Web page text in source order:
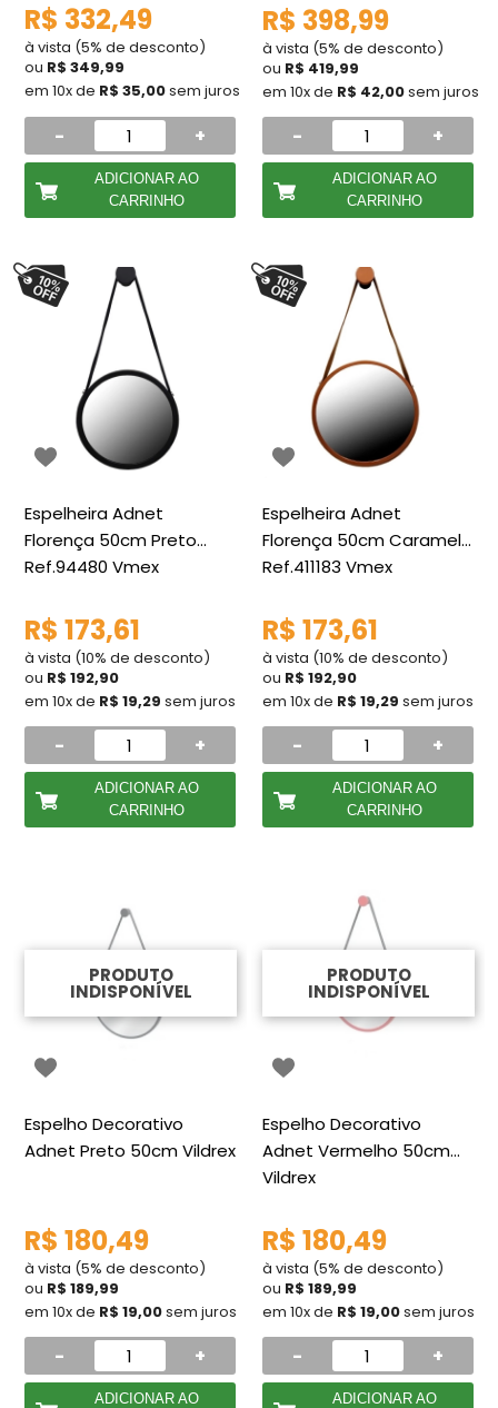
R$ 332,49
à vista (5% de desconto)
ou R$ 349,99
em 10x de R$ 35,00sem juros
- +
ADICIONAR AO
CARRINHO
R$ 398,99
à vista (5% de desconto)
ou R$ 419,99
em 10x de R$ 42,00sem juros
- +
ADICIONAR AO
CARRINHO
Espelheira Adnet
Florença 50cm Preto
Ref.94480 Vmex
R$ 173,61
à vista (10% de desconto)
ou R$ 192,90
em 10x de R$ 19,29 sem juros
- +
ADICIONAR AO
CARRINHO
Espelheira Adnet
Florença 50cm Caramelo
Ref.411183 Vmex
R$ 173,61
à vista (10% de desconto)
ou R$ 192,90
em 10x de R$ 19,29 sem juros
- +
ADICIONAR AO
CARRINHO
PRODUTO
INDISPONÍVEL
Espelho Decorativo
Adnet Preto 50cm Vildrex
R$ 180,49
à vista (5% de desconto)
ou R$ 189,99
em 10x de R$ 19,00sem juros
- +
ADICIONAR AO
PRODUTO
INDISPONÍVEL
Espelho Decorativo
Adnet Vermelho 50cm
Vildrex
R$ 180,49
à vista (5% de desconto)
ou R$ 189,99
em 10x de R$ 19,00sem juros
- +
ADICIONAR AO